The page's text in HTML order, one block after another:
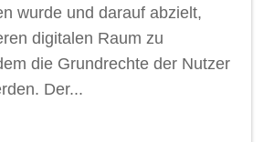
wurde und darauf abzielt,
digitalen Raum zu
die Grundrechte der Nutzer
Der...